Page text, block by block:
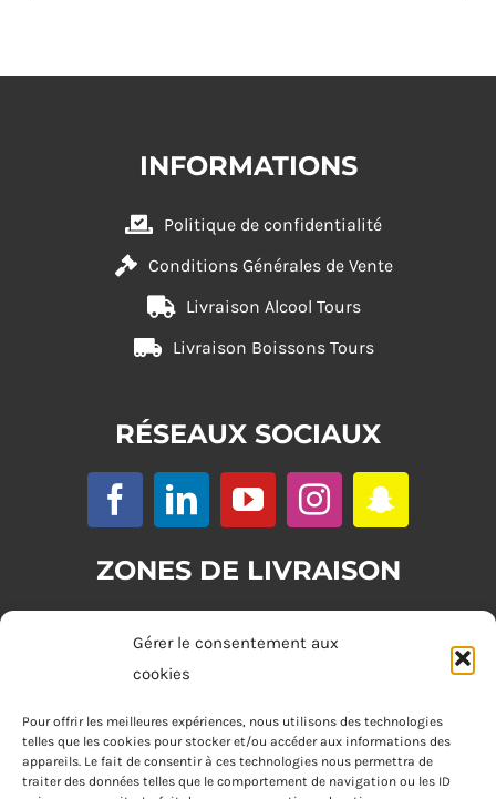
Gérer le consentement aux
cookies
Pour offrir les meilleures expériences, nous utilisons des technologies
telles que les cookies pour stocker et/ou accéder aux informations des
appareils. Le fait de consentir à ces technologies nous permettra de
traiter des données telles que le comportement de navigation ou les ID
INFORMATIONS
Politique de confidentialité
Conditions Générales de Vente
Livraison Alcool Tours
Livraison Boissons Tours
RÉSEAUX SOCIAUX
ZONES DE LIVRAISON
Zone 1 : (commande minimum 20€)
Zone 2 : (commande minimum 30€)
Joué-lès-Tours, Chambray-lès-Tours, La Riche, Saint-Cyr-sur-Loire,
Saint-Pierre-des-Corps, Saint-Avertin